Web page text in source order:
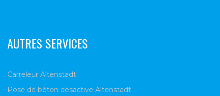
AUTRES SERVICES
Carreleur Altenstadt
Pose de béton désactivé Altenstadt